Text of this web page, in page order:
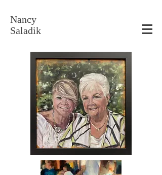
Nancy
Saladik